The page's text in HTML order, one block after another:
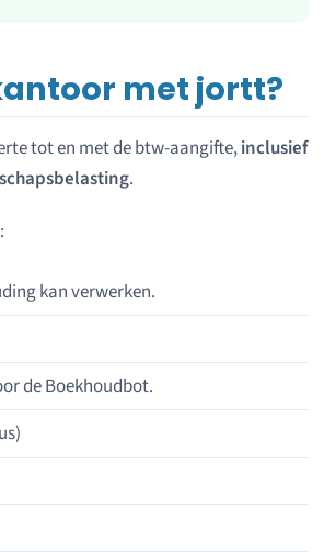
met jortt?
tot en met de btw-aangifte,inclusief
.
kan verwerken.
de Boekhoudbot.